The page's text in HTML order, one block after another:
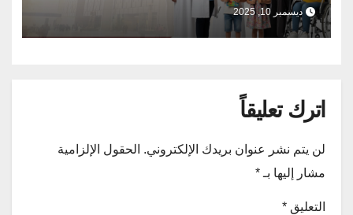
الإنسان اولوية لا يمكن التراجع عنها
ديسمبر 10, 2025
اترك تعليقاً
لن يتم نشر عنوان بريدك الإلكتروني. الحقول الإلزامية
مشار إليها بـ *
التعليق *